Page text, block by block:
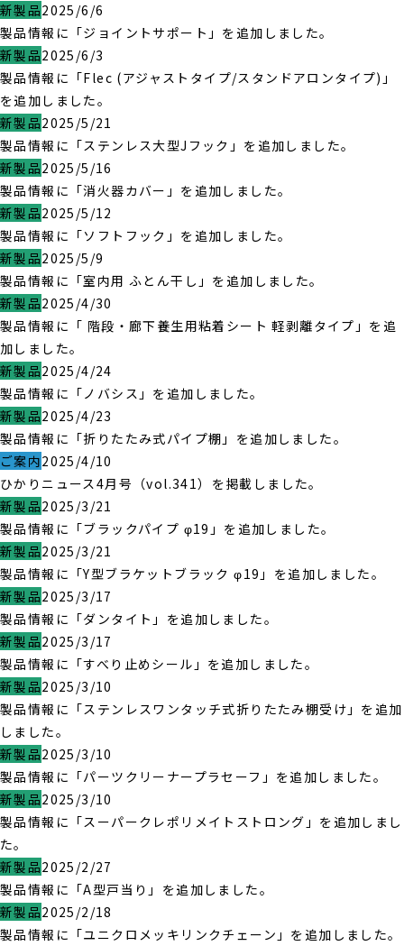
新製品2025/6/6
製品情報に「ジョイントサポート」を追加しました。
新製品2025/6/3
製品情報に「Flec (アジャストタイプ/スタンドアロンタイプ)」
を追加しました。
新製品2025/5/21
製品情報に「ステンレス大型Jフック」を追加しました。
新製品2025/5/16
製品情報に「消火器カバー」を追加しました。
新製品2025/5/12
製品情報に「ソフトフック」を追加しました。
新製品2025/5/9
製品情報に「室内用 ふとん干し」を追加しました。
新製品2025/4/30
製品情報に「 階段・廊下養生用粘着シート 軽剥離タイプ」を追
加しました。
新製品2025/4/24
製品情報に「ノバシス」を追加しました。
新製品2025/4/23
製品情報に「折りたたみ式パイプ棚」を追加しました。
ご案内2025/4/10
ひかりニュース4月号（vol.341）を掲載しました。
新製品2025/3/21
製品情報に「ブラックパイプ φ19」を追加しました。
新製品2025/3/21
製品情報に「Y型ブラケットブラック φ19」を追加しました。
新製品2025/3/17
製品情報に「ダンタイト」を追加しました。
新製品2025/3/17
製品情報に「すべり止めシール」を追加しました。
新製品2025/3/10
製品情報に「ステンレスワンタッチ式折りたたみ棚受け」を追加
しました。
新製品2025/3/10
製品情報に「パーツクリーナープラセーフ」を追加しました。
新製品2025/3/10
製品情報に「スーパークレポリメイトストロング」を追加しまし
た。
新製品2025/2/27
製品情報に「A型戸当り」を追加しました。
新製品2025/2/18
製品情報に「ユニクロメッキリンクチェーン」を追加しました。